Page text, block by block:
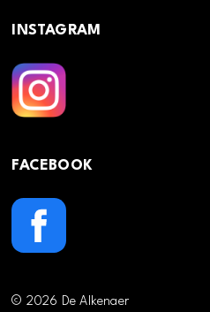
INSTAGRAM
FACEBOOK
© 2026 De Alkenaer